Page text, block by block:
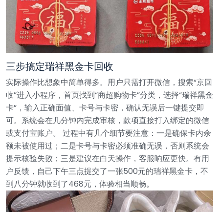
三步搞定瑞祥黑金卡回收
实际操作比想象中简单得多。用户只需打开微信，搜索“京回
收”进入小程序，首页找到“商超购物卡”分类，选择“瑞祥黑金
卡”，输入正确面值、卡号与卡密，确认无误后一键提交即
可。系统会在几分钟内完成审核，款项直接打入绑定的微信
或支付宝账户。
过程中有几个细节要注意：一是确保卡内余
额未被使用过；二是卡号与卡密必须准确无误，否则系统会
提示核验失败；三是建议在白天操作，客服响应更快。有用
户反馈，自己下午三点提交了一张500元的瑞祥黑金卡，不
到八分钟就收到了468元，体验相当顺畅。